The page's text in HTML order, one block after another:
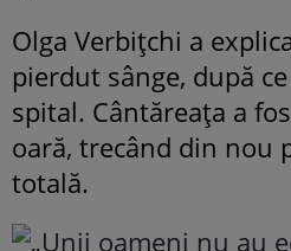
Olga Verbițchi a
pierdut sânge, după
spital. Cântăreața a
oară, trecând din nou
totală.